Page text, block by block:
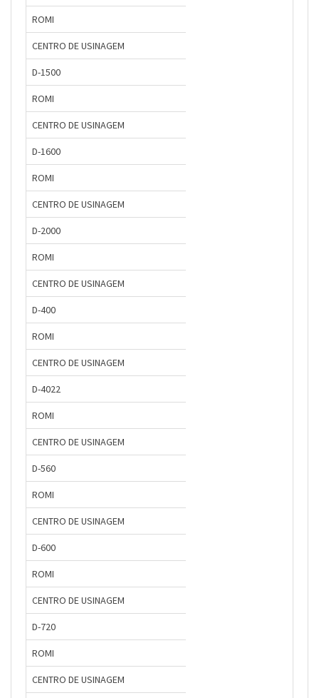
ROMI
CENTRO DE USINAGEM
D-1500
ROMI
CENTRO DE USINAGEM
D-1600
ROMI
CENTRO DE USINAGEM
D-2000
ROMI
CENTRO DE USINAGEM
D-400
ROMI
CENTRO DE USINAGEM
D-4022
ROMI
CENTRO DE USINAGEM
D-560
ROMI
CENTRO DE USINAGEM
D-600
ROMI
CENTRO DE USINAGEM
D-720
ROMI
CENTRO DE USINAGEM